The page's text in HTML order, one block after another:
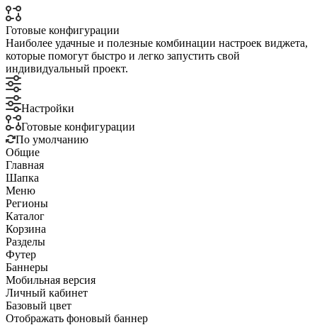
Готовые конфигурации
Наиболее удачные и полезные комбинации настроек виджета,
которые помогут быстро и легко запустить свой
индивидуальный проект.
Настройки
Готовые конфигурации
По умолчанию
Общие
Главная
Шапка
Меню
Регионы
Каталог
Корзина
Разделы
Футер
Баннеры
Мобильная версия
Личный кабинет
Базовый цвет
Отображать фоновый баннер